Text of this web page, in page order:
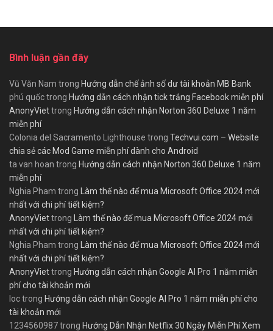
Bình luận gần đây
Vũ Văn Nam trong Hướng dẫn chế ảnh số dư tài khoản MB Bank
phú quốctrong Hướng dẫn cách nhận tick trắng Facebook miễn phí
AnonyViettrong Hướng dẫn cách nhận Norton 360 Deluxe 1 năm
miễn phí
Colonia del Sacramento Lighthouse trong Techvui.com – Website
chia sẻ các Mod Game miễn phí dành cho Android
ta van hoan trong Hướng dẫn cách nhận Norton 360 Deluxe 1 năm
miễn phí
Nghia Pham trong
Làm thế nào để mua Microsoft Office 2024 mới
nhất với chi phí tiết kiệm?
AnonyViettrong
Làm thế nào để mua Microsoft Office 2024 mới
nhất với chi phí tiết kiệm?
Nghia Pham trong
Làm thế nào để mua Microsoft Office 2024 mới
nhất với chi phí tiết kiệm?
AnonyViettrong Hướng dẫn cách nhận Google AI Pro 1 năm miễn
phí cho tài khoản mới
loctrong Hướng dẫn cách nhận Google AI Pro 1 năm miễn phí cho
tài khoản mới
1234560987trong Hướng Dẫn Nhận Netflix 30 Ngày Miễn Phí Xem